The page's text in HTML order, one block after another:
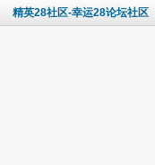
精英28社区-幸运28论坛社区